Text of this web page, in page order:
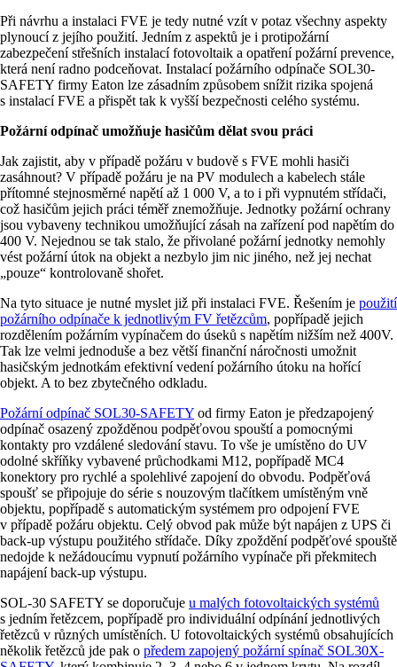
Při návrhu a instalaci FVE je tedy nutné vzít v potaz všechny aspekty
plynoucí z jejího použití. Jedním z aspektů je i protipožární
zabezpečení střešních instalací fotovoltaik a opatření požární prevence,
která není radno podceňovat. Instalací požárního odpínače SOL30-
SAFETY firmy Eaton lze zásadním způsobem snížit rizika spojená
s instalací FVE a přispět tak k vyšší bezpečnosti celého systému.
Požární odpínač umožňuje hasičům dělat svou práci
Jak zajistit, aby v případě požáru v budově s FVE mohli hasiči
zasáhnout? V případě požáru je na PV modulech a kabelech stále
přítomné stejnosměrné napětí až 1 000 V, a to i při vypnutém střídači,
což hasičům jejich práci téměř znemožňuje. Jednotky požární ochrany
jsou vybaveny technikou umožňující zásah na zařízení pod napětím do
400 V. Nejednou se tak stalo, že přivolané požární jednotky nemohly
vést požární útok na objekt a nezbylo jim nic jiného, než jej nechat
„pouze“ kontrolovaně shořet.
Na tyto situace je nutné myslet již při instalaci FVE. Řešením je použití
požárního odpínače k jednotlivým FV řetězcům, popřípadě jejich
rozdělením požárním vypínačem do úseků s napětím nižším než 400V.
Tak lze velmi jednoduše a bez větší finanční náročnosti umožnit
hasičským jednotkám efektivní vedení požárního útoku na hořící
objekt. A to bez zbytečného odkladu.
Požární odpínač SOL30-SAFETY od firmy Eaton je předzapojený
odpínač osazený zpožděnou podpěťovou spouští a pomocnými
kontakty pro vzdálené sledování stavu. To vše je umístěno do UV
odolné skříňky vybavené průchodkami M12, popřípadě MC4
konektory pro rychlé a spolehlivé zapojení do obvodu. Podpěťová
spoušť se připojuje do série s nouzovým tlačítkem umístěným vně
objektu, popřípadě s automatickým systémem pro odpojení FVE
v případě požáru objektu. Celý obvod pak může být napájen z UPS či
back-up výstupu použitého střídače. Díky zpoždění podpěťové spouště
nedojde k nežádoucímu vypnutí požárního vypínače při překmitech
napájení back-up výstupu.
SOL-30 SAFETY se doporučuje u malých fotovoltaických systémů
s jedním řetězcem, popřípadě pro individuální odpínání jednotlivých
řetězců v různých umístěních. U fotovoltaických systémů obsahujících
několik řetězců jde pak o předem zapojený požární spínač SOL30X-